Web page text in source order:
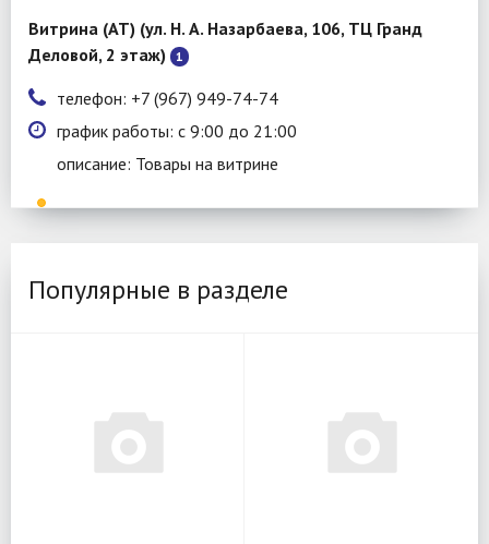
Витрина (АТ) (ул. Н. А. Назарбаева, 106, ТЦ Гранд
Деловой, 2 этаж) 1
телефон: +7 (967) 949-74-74
график работы: с 9:00 до 21:00
описание: Товары на витрине
Популярные в разделе